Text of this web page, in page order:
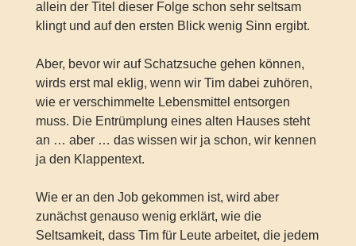
allein der Titel dieser Folge schon sehr seltsam
klingt und auf den ersten Blick wenig Sinn ergibt.
Aber, bevor wir auf Schatzsuche gehen können,
wirds erst mal eklig, wenn wir Tim dabei zuhören,
wie er verschimmelte Lebensmittel entsorgen
muss. Die Entrümplung eines alten Hauses steht
an … aber … das wissen wir ja schon, wir kennen
ja den Klappentext.
Wie er an den Job gekommen ist, wird aber
zunächst genauso wenig erklärt, wie die
Seltsamkeit, dass Tim für Leute arbeitet, die jedem